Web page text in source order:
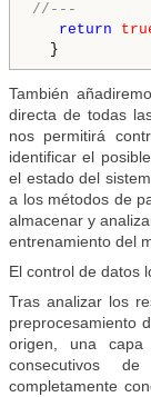
//---
return
También
directa de todas
nos permitirá
identificar el
el estado del
a los métodos de
almacenar y
entrenamiento del
El control de datos
Tras analizar los
preprocesamiento
origen, una
consecutivos
completamente